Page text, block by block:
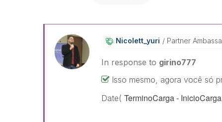
Nicolett_yuri Partner
In response to girino777
Isso mesmo, agora você só
Date( TerminoCarga -